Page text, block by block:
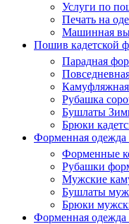
Услуги по
Печать на
Машинная
Пошив кадетской
Парадная
Камуфляжная
Рубашка
Бушлаты
Брюки
Форменная
Форменные
Рубашки
Мужские
Бушлаты
Брюки
Форменная одежда